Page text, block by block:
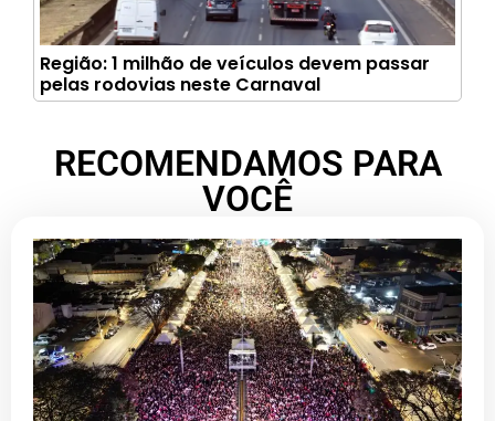
Região: 1 milhão de veículos devem passar
pelas rodovias neste Carnaval
RECOMENDAMOS PARA
VOCÊ